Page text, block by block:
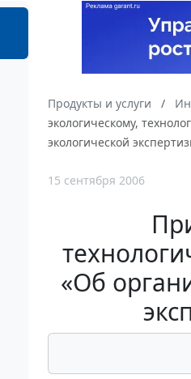
Продукты и услуги
экологическому,
экологической
15 сентября 2006
«Об